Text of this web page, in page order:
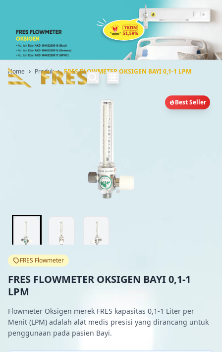
Home Produk FRES FLOWMETER OKSIGEN BAYI 0,1-1 LPM
Best Seller
FRES Flowmeter
FRES FLOWMETER OKSIGEN BAYI 0,1-1
LPM
Flowmeter Oksigen merek FRES kapasitas 0,1-1 Liter per
Menit (LPM) adalah alat medis presisi yang dirancang untuk
penggunaan pada pasien Bayi.